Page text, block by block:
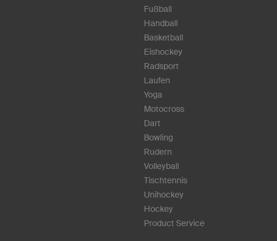
Fußball
Handball
Basketball
Eishockey
Radsport
Laufen
Yoga
Motocross
Dart
Bowling
Rudern
Volleyball
Tischtennis
Unihockey
Hockey
Product Service